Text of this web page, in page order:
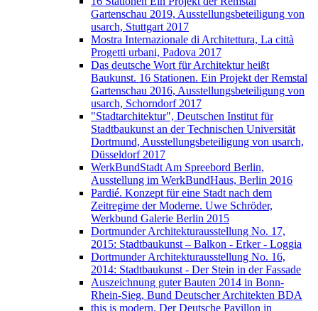
Gartenschau 2019, Ausstellungsbeteiligung von
usarch, Stuttgart 2017
Mostra Internazionale di Architettura, La città
Progetti urbani, Padova 2017
Das deutsche Wort für Architektur heißt
Baukunst. 16 Stationen. Ein Projekt der Remstal
Gartenschau 2016, Ausstellungsbeteiligung von
usarch, Schorndorf 2017
"Stadtarchitektur", Deutschen Institut für
Stadtbaukunst an der Technischen Universität
Dortmund, Ausstellungsbeteiligung von usarch,
Düsseldorf 2017
WerkBundStadt Am Spreebord Berlin,
Ausstellung im WerkBundHaus, Berlin 2016
Pardié. Konzept für eine Stadt nach dem
Zeitregime der Moderne. Uwe Schröder,
Werkbund Galerie Berlin 2015
Dortmunder Architekturausstellung No. 17,
2015: Stadtbaukunst – Balkon - Erker - Loggia
Dortmunder Architekturausstellung No. 16,
2014: Stadtbaukunst - Der Stein in der Fassade
Auszeichnung guter Bauten 2014 in Bonn-
Rhein-Sieg, Bund Deutscher Architekten BDA
this is modern. Der Deutsche Pavillon in